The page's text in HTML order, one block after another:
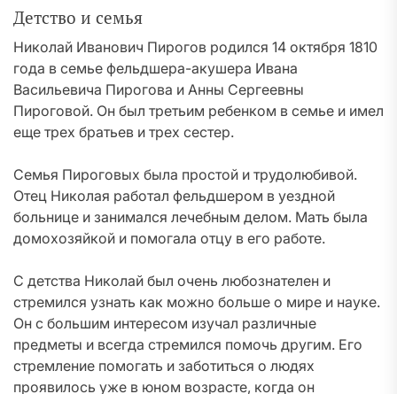
Детство и семья
Николай Иванович Пирогов родился 14 октября 1810
года в семье фельдшера-акушера Ивана
Васильевича Пирогова и Анны Сергеевны
Пироговой. Он был третьим ребенком в семье и имел
еще трех братьев и трех сестер.
Семья Пироговых была простой и трудолюбивой.
Отец Николая работал фельдшером в уездной
больнице и занимался лечебным делом. Мать была
домохозяйкой и помогала отцу в его работе.
С детства Николай был очень любознателен и
стремился узнать как можно больше о мире и науке.
Он с большим интересом изучал различные
предметы и всегда стремился помочь другим. Его
стремление помогать и заботиться о людях
проявилось уже в юном возрасте, когда он